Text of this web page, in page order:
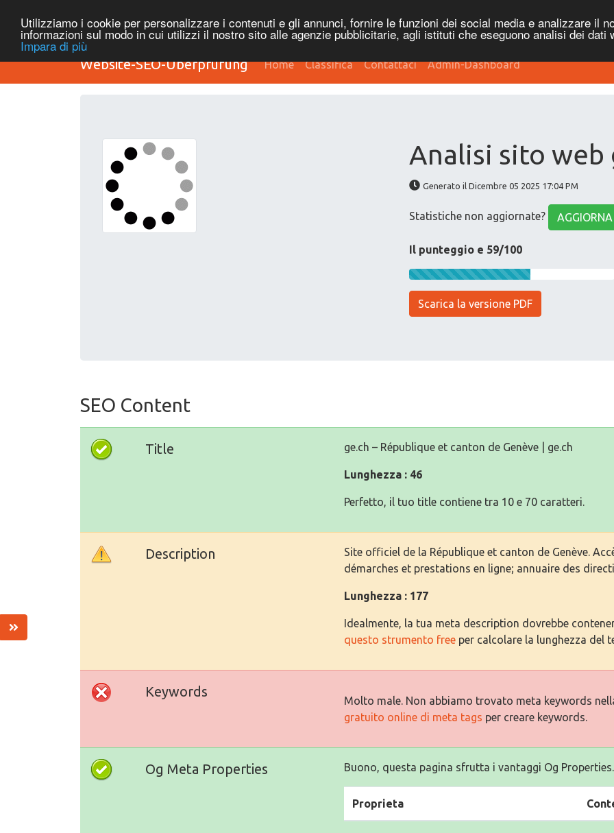
Utilizziamo i cookie per personalizzare i contenuti e gli annunci, fornire le funzioni dei social media e analizzare il
informazioni sul modo in cui utilizzi il nostro sito alle agenzie pubblicitarie, agli istituti che eseguono analisi dei dati
Impara di più
Website-SEO-Überprüfung Home Classifica Contattaci Admin-Dashboard
Analisi sito web
Generato il Dicembre 05 2025 17:04 PM
Statistiche non aggiornate? AGGIORNA
Il punteggio e 59/100
Scarica la versione PDF
SEO Content
Title ge.ch – République et canton de Genève | ge.ch
Lunghezza : 46
Perfetto, il tuo title contiene tra 10 e 70 caratteri.
Description
Site officiel de la République et canton de Genève.
démarches et prestations en ligne; annuaire des
Lunghezza : 177
Idealmente, la tua meta description dovrebbe
questo strumento free per calcolare la lunghezza del
Keywords
Molto male. Non abbiamo trovato meta keywords
gratuito online di meta tags per creare keywords.
Og Meta Properties Buono, questa pagina sfrutta i vantaggi Og Properties.
Proprieta